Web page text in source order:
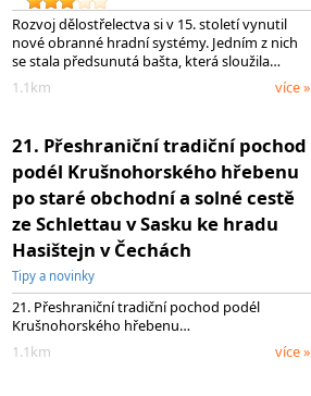
Rozvoj dělostřelectva si v 15. století vynutil
nové obranné hradní systémy. Jedním z nich
se stala předsunutá bašta, která sloužila…
1.1km
více »
21. Přeshraniční tradiční pochod
podél Krušnohorského hřebenu
po staré obchodní a solné cestě
ze Schlettau v Sasku ke hradu
Hasištejn v Čechách
Tipy a novinky
21. Přeshraniční tradiční pochod podél
Krušnohorského hřebenu…
1.1km
více »